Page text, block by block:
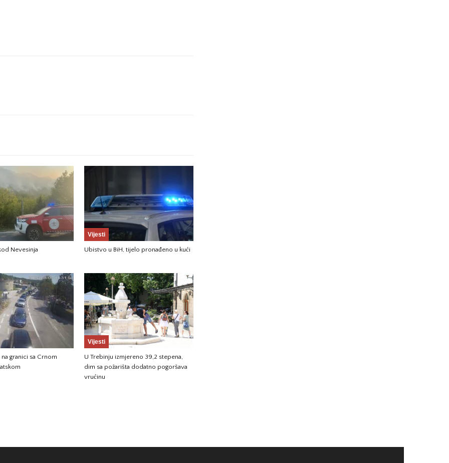
Nevesinja
Vijesti
Ubistvo u BiH, tijelo pronađeno u kući
na granici sa Crnom
Vijesti
U Trebinju izmjereno 39,2 stepena,
dim sa požarišta dodatno pogoršava
vrućinu